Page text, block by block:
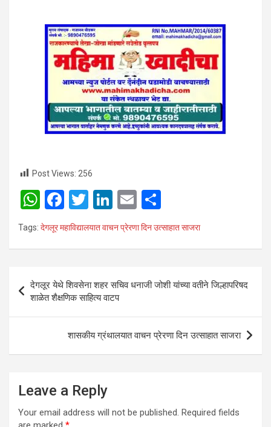
Post Views: 256
W
h
at
A
p
p
F
a
ce
o
o
k
T
wi
Li
n
ke
n
E
m
ail
h
ar
Tags: देगलूर महाविद्यालयात वाचन प्रेरणा दिन उत्साहात साजरा
Post
navigation
देगलूर येथे शिवसेना शहर सचिव धनाजी जोशी यांच्या वतीने जिल्हापरिषद
शाळेत शैक्षणिक साहित्य वाटप
शासकीय ग्रंथालयात वाचन प्रेरणा दिन उत्साहात साजरा
Leave a Reply
Your email address will not be published. Required fields